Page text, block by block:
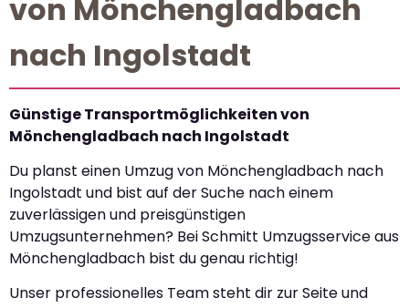
von Mönchengladbach
nach Ingolstadt
Günstige Transportmöglichkeiten von
Mönchengladbach nach Ingolstadt
Du planst einen Umzug von Mönchengladbach nach
Ingolstadt und bist auf der Suche nach einem
zuverlässigen und preisgünstigen
Umzugsunternehmen? Bei Schmitt Umzugsservice aus
Mönchengladbach bist du genau richtig!
Unser professionelles Team steht dir zur Seite und